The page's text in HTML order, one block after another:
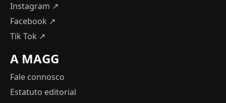
Instagram ↗
Facebook ↗
Tik Tok ↗
A MAGG
Fale connosco
Estatuto editorial